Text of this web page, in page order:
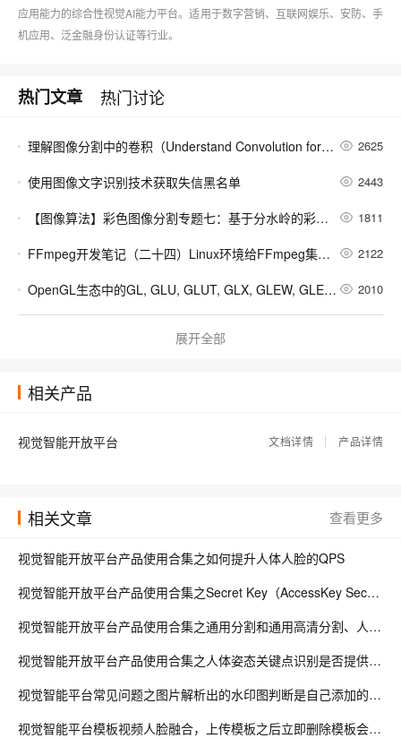
应用能力的综合性视觉AI能力平台。适用于数字营销、互联网娱乐、安防、手
机应用、泛金融身份认证等行业。
热门文章 热门讨论
理解图像分割中的卷积（Understand Convolution for Semantic Segmentation） 2625
使用图像文字识别技术获取失信黑名单 2443
【图像算法】彩色图像分割专题七：基于分水岭的彩色分割 1811
FFmpeg开发笔记（二十四）Linux环境给FFmpeg集成AV1的编解码器 2122
OpenGL生态中的GL, GLU, GLUT, GLX, GLEW, GLEE和GLEXT详解 2010
协作机器人和工业机器人的区别 856
展开全部
相关产品
视觉智能开放平台 文档详情 产品详情
相关文章 查看更多
视觉智能开放平台产品使用合集之如何提升人体人脸的QPS
视觉智能开放平台产品使用合集之Secret Key（AccessKey Secret）和 API KEY（AccessKey ID）该如何申请
视觉智能开放平台产品使用合集之通用分割和通用高清分割、人体分割和高清人体分割具体有哪些区别
视觉智能开放平台产品使用合集之人体姿态关键点识别是否提供在线服务
视觉智能平台常见问题之图片解析出的水印图判断是自己添加的水印图如何解决
视觉智能平台模板视频人脸融合，上传模板之后立即删除模板会报模板id无效，是因为模板还未生成吗？